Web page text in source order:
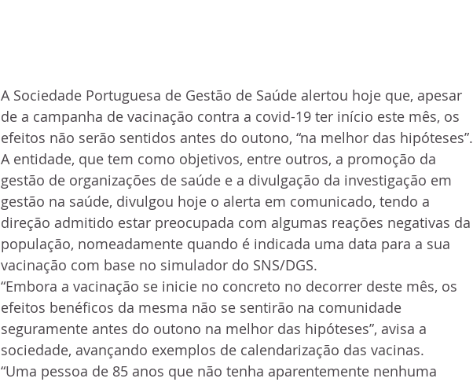
A Sociedade Portuguesa de Gestão de Saúde alertou hoje que, apesar
de a campanha de vacinação contra a covid-19 ter início este mês, os
efeitos não serão sentidos antes do outono, “na melhor das hipóteses”.
A entidade, que tem como objetivos, entre outros, a promoção da
gestão de organizações de saúde e a divulgação da investigação em
gestão na saúde, divulgou hoje o alerta em comunicado, tendo a
direção admitido estar preocupada com algumas reações negativas da
população, nomeadamente quando é indicada uma data para a sua
vacinação com base no simulador do SNS/DGS.
“Embora a vacinação se inicie no concreto no decorrer deste mês, os
efeitos benéficos da mesma não se sentirão na comunidade
seguramente antes do outono na melhor das hipóteses”, avisa a
sociedade, avançando exemplos de calendarização das vacinas.
“Uma pessoa de 85 anos que não tenha aparentemente nenhuma